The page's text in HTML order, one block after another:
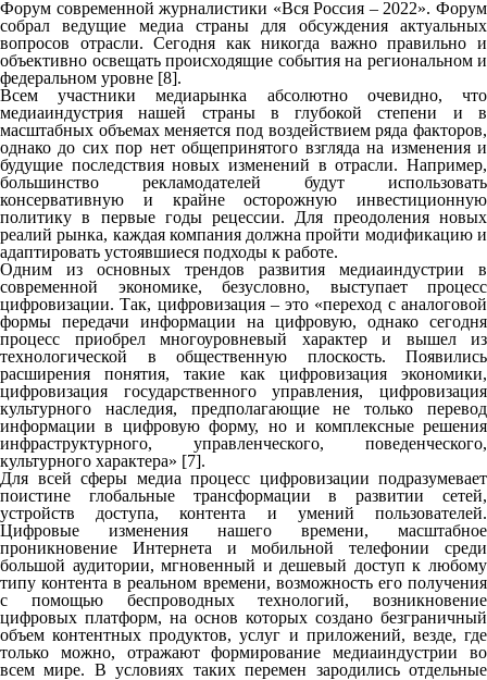
Форум современной журналистики «Вся Россия – 2022». Форум
собрал ведущие медиа страны для обсуждения актуальных
вопросов отрасли. Сегодня как никогда важно правильно и
объективно освещать происходящие события на региональном и
федеральном уровне [8].
Всем участники медиарынка абсолютно очевидно, что
медиаиндустрия нашей страны в глубокой степени и в
масштабных объемах меняется под воздействием ряда факторов,
однако до сих пор нет общепринятого взгляда на изменения и
будущие последствия новых изменений в отрасли. Например,
большинство рекламодателей будут использовать
консервативную и крайне осторожную инвестиционную
политику в первые годы рецессии. Для преодоления новых
реалий рынка, каждая компания должна пройти модификацию и
адаптировать устоявшиеся подходы к работе.
Одним из основных трендов развития медиаиндустрии в
современной экономике, безусловно, выступает процесс
цифровизации. Так, цифровизация – это «переход с аналоговой
формы передачи информации на цифровую, однако сегодня
процесс приобрел многоуровневый характер и вышел из
технологической в общественную плоскость. Появились
расширения понятия, такие как цифровизация экономики,
цифровизация государственного управления, цифровизация
культурного наследия, предполагающие не только перевод
информации в цифровую форму, но и комплексные решения
инфраструктурного, управленческого, поведенческого,
культурного характера» [7].
Для всей сферы медиа процесс цифровизации подразумевает
поистине глобальные трансформации в развитии сетей,
устройств доступа, контента и умений пользователей.
Цифровые изменения нашего времени, масштабное
проникновение Интернета и мобильной телефонии среди
большой аудитории, мгновенный и дешевый доступ к любому
типу контента в реальном времени, возможность его получения
с помощью беспроводных технологий, возникновение
цифровых платформ, на основ которых создано безграничный
объем контентных продуктов, услуг и приложений, везде, где
только можно, отражают формирование медиаиндустрии во
всем мире. В условиях таких перемен зародились отдельные